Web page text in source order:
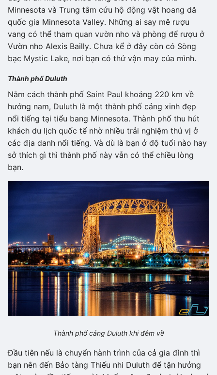
Minnesota và Trung tâm cứu hộ động vật hoang dã
quốc gia Minnesota Valley. Những ai say mê rượu
vang có thể tham quan vườn nho và phòng để rượu ở
Vườn nho Alexis Bailly. Chưa kể ở đây còn có Sòng
bạc Mystic Lake, nơi bạn có thử vận may của mình.
Thành phố Duluth
Nằm cách thành phố Saint Paul khoảng 220 km về
hướng nam, Duluth là một thành phố cảng xinh đẹp
nổi tiếng tại tiểu bang Minnesota. Thành phố thu hút
khách du lịch quốc tế nhờ nhiều trải nghiệm thú vị ở
các địa danh nổi tiếng. Và dù là bạn ở độ tuổi nào hay
sở thích gì thì thành phố này vẫn có thể chiều lòng
bạn.
Thành phố cảng Duluth khi đêm về
Đầu tiên nếu là chuyển hành trình của cả gia đình thì
bạn nên đến Bảo tàng Thiếu nhi Duluth để tận hưởng